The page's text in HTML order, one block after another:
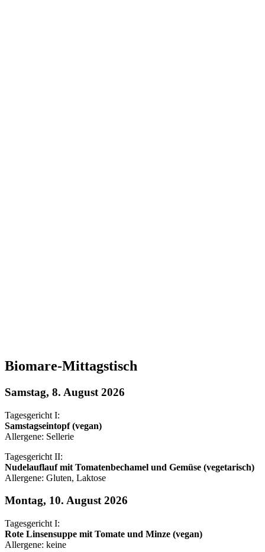
Biomare-Mittagstisch
Samstag, 8. August 2026
Tagesgericht I:
Samstagseintopf (vegan)
Allergene: Sellerie
Tagesgericht II:
Nudelauflauf mit Tomatenbechamel und Gemüse (vegetarisch)
Allergene: Gluten, Laktose
Montag, 10. August 2026
Tagesgericht I:
Rote Linsensuppe mit Tomate und Minze (vegan)
Allergene: keine